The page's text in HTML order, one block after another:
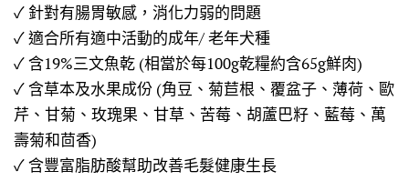
✓ 針對有腸胃敏感，消化力弱的問題
✓ 適合所有適中活動的成年/ 老年犬種
✓ 含19%三文魚乾 (相當於每100g乾糧約含65g鮮肉)
✓ 含草本及水果成份 (角豆、菊苣根、覆盆子、薄荷、歐
芹、甘菊、玫瑰果、甘草、苦莓、胡蘆巴籽、藍莓、萬
壽菊和茴香)
✓ 含豐富脂肪酸幫助改善毛髮健康生長